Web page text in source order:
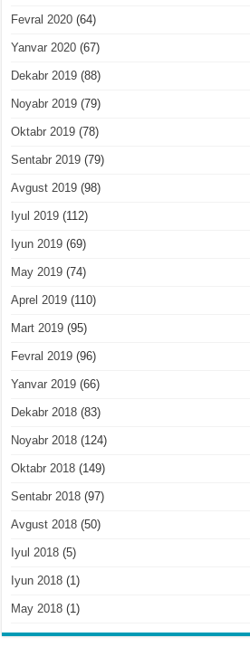
Fevral 2020 (64)
Yanvar 2020 (67)
Dekabr 2019 (88)
Noyabr 2019 (79)
Oktabr 2019 (78)
Sentabr 2019 (79)
Avgust 2019 (98)
Iyul 2019 (112)
Iyun 2019 (69)
May 2019 (74)
Aprel 2019 (110)
Mart 2019 (95)
Fevral 2019 (96)
Yanvar 2019 (66)
Dekabr 2018 (83)
Noyabr 2018 (124)
Oktabr 2018 (149)
Sentabr 2018 (97)
Avgust 2018 (50)
Iyul 2018 (5)
Iyun 2018 (1)
May 2018 (1)